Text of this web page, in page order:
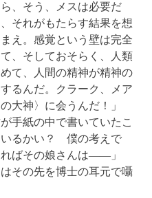
、そう、メスは必要だ
それがもたらす結果を想
え。感覚という壁は完全
、そしておそらく、人類
て、人間の精神が精神の
るんだ。クラーク、メア
大神〉に会うんだ！」
が手紙の中で書いていたこ
いるかい？ 僕の考えで
ばその娘さんは――」
その先を博士の耳元で囁